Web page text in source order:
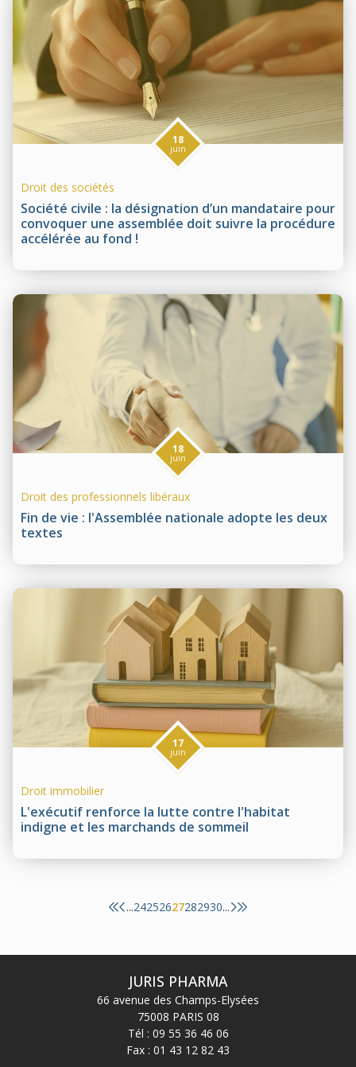
Société civile : la désignation d’un mandataire pour
convoquer une assemblée doit suivre la procédure
accélérée au fond !
18
juin
Droit des sociétés
Fin de vie : l'Assemblée nationale adopte les deux
textes
18
juin
Droit des professionnels libéraux
L'exécutif renforce la lutte contre l'habitat
indigne et les marchands de sommeil
17
juin
Droit immobilier
...24252627282930...
JURIS PHARMA
66 avenue des Champs-Elysées
75008 PARIS 08
Tél : 09 55 36 46 06
Fax : 01 43 12 82 43